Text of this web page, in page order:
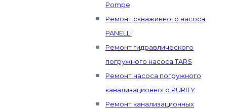
Pompe
Ремонт скважинного насоса
PANELLI
Ремонт гидравлического
погружного насоса TARS
Ремонт насоса погружного
канализационного PURITY
Ремонт канализационных